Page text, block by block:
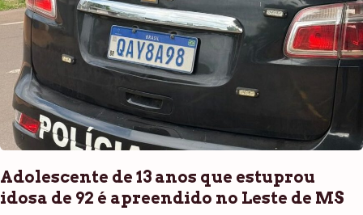
Adolescente de 13 anos que estuprou
idosa de 92 é apreendido no Leste de MS